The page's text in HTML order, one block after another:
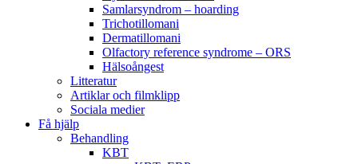
Samlarsyndrom – hoarding
Trichotillomani
Dermatillomani
Olfactory reference syndrome – ORS
Hälsoångest
Litteratur
Artiklar och filmklipp
Sociala medier
Få hjälp
Behandling
KBT